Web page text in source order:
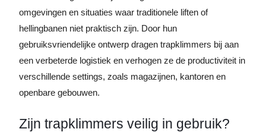
omgevingen en situaties waar traditionele liften of
hellingbanen niet praktisch zijn. Door hun
gebruiksvriendelijke ontwerp dragen trapklimmers bij aan
een verbeterde logistiek en verhogen ze de productiviteit in
verschillende settings, zoals magazijnen, kantoren en
openbare gebouwen.
Zijn trapklimmers veilig in gebruik?